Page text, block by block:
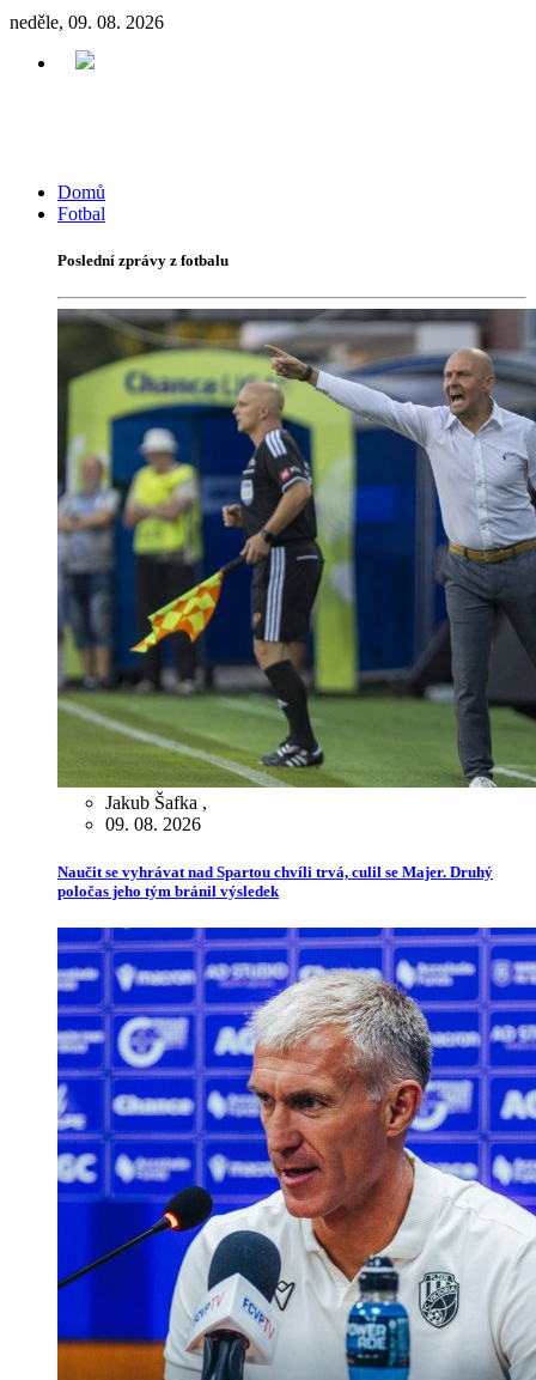
neděle, 09. 08. 2026
Domů
Fotbal
Poslední zprávy z fotbalu
Jakub Šafka ,
09. 08. 2026
Naučit se vyhrávat nad Spartou chvíli trvá, culil se Majer. Druhý
poločas jeho tým bránil výsledek